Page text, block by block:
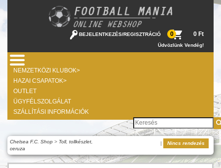
BEJELENTKEZÉS/REGISZTRÁCIÓ 0 0 Ft
Üdvözlünk Vendég!
NEMZETKÖZI KLUBOK>
HAZAI CSAPATOK>
OUTLET
ÜGYFÉLSZOLGÁLAT
SZÁLLÍTÁSI INFORMÁCIÓK
Chelsea F.C. Shop > Toll, tollkészlet,
ceruza
| Nincs rendezés